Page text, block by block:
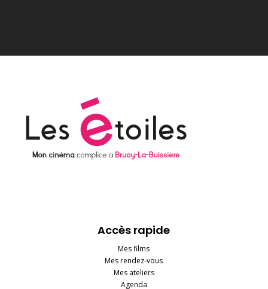
Accès rapide
Mes films
Mes rendez-vous
Mes ateliers
Agenda